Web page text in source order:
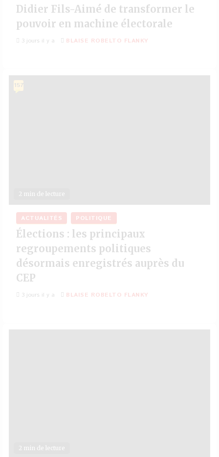
Didier Fils-Aimé de transformer le
pouvoir en machine électorale
3 jours il y a BLAISE ROBELTO FLANKY
2 min de lecture
157
ACTUALITÉS POLITIQUE
Élections : les principaux
regroupements politiques
désormais enregistrés auprès du
CEP
3 jours il y a BLAISE ROBELTO FLANKY
2 min de lecture